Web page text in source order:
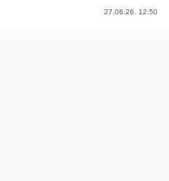
27.06.26. 12:50